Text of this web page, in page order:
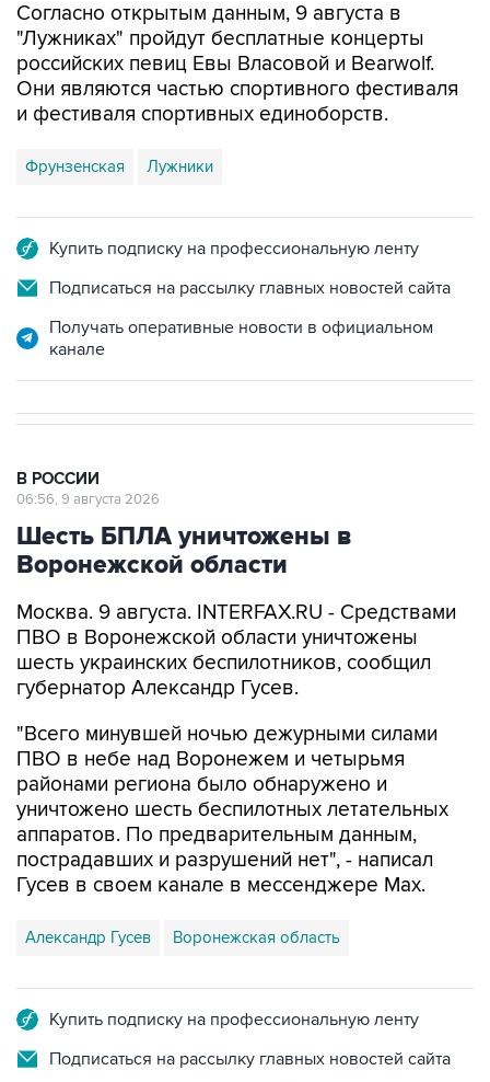
Согласно открытым данным, 9 августа в
"Лужниках" пройдут бесплатные концерты
российских певиц Евы Власовой и Bearwolf.
Они являются частью спортивного фестиваля
и фестиваля спортивных единоборств.
Фрунзенская Лужники
Купить подписку на профессиональную ленту
Подписаться на рассылку главных новостей сайта
Получать оперативные новости в официальном
канале
В РОССИИ
06:56, 9 августа 2026
Шесть БПЛА уничтожены в
Воронежской области
Москва. 9 августа. INTERFAX.RU - Средствами
ПВО в Воронежской области уничтожены
шесть украинских беспилотников, сообщил
губернатор Александр Гусев.
"Всего минувшей ночью дежурными силами
ПВО в небе над Воронежем и четырьмя
районами региона было обнаружено и
уничтожено шесть беспилотных летательных
аппаратов. По предварительным данным,
пострадавших и разрушений нет", - написал
Гусев в своем канале в мессенджере Max.
Александр Гусев Воронежская область
Купить подписку на профессиональную ленту
Подписаться на рассылку главных новостей сайта